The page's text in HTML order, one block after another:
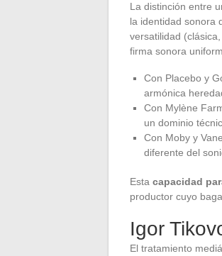
La distinción entre
la identidad sonora
versatilidad
firma sonora
Con Placebo y
armónica
Con Mylène
un dominio
Con Moby y
diferente del
Esta capacidad
productor cuyo
Igor
El tratamiento